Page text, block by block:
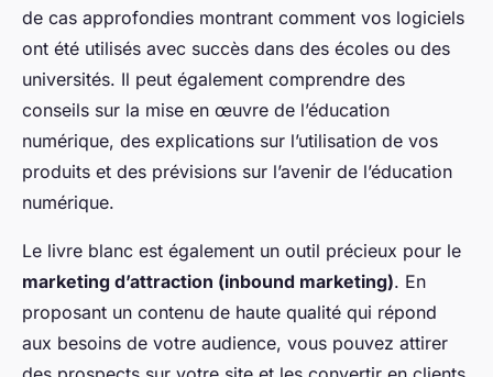
de cas approfondies montrant comment vos logiciels
ont été utilisés avec succès dans des écoles ou des
universités. Il peut également comprendre des
conseils sur la mise en œuvre de l’éducation
numérique, des explications sur l’utilisation de vos
produits et des prévisions sur l’avenir de l’éducation
numérique.
Le livre blanc est également un outil précieux pour le
marketing d’attraction (inbound marketing). En
proposant un contenu de haute qualité qui répond
aux besoins de votre audience, vous pouvez attirer